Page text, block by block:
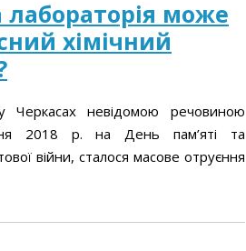
лабораторія може
хімічний
Черкасах невідомою речовиною
2018 р. на День пам’яті та
війни, сталося масове отруєння